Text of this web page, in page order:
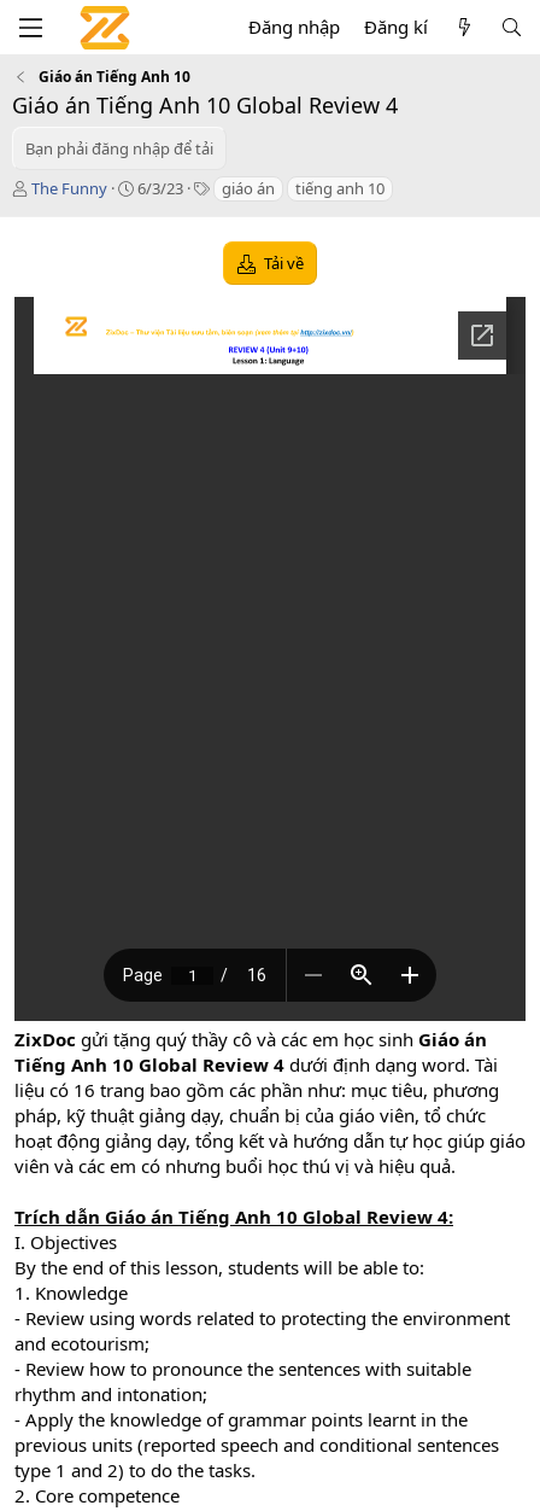
Đăng nhập Đăng kí
Giáo án Tiếng Anh 10
Giáo án Tiếng Anh 10 Global Review 4
Bạn phải đăng nhập để tải
T
ả
The Funny
C
n
6/3/23
T giáo án tiếng anh 10
Tải về
ZixDoc gửi tặng quý thầy cô và các em học sinh Giáo án
Tiếng Anh 10 Global Review 4 dưới định dạng word. Tài
liệu có 16 trang bao gồm các phần như: mục tiêu, phương
pháp, kỹ thuật giảng dạy, chuẩn bị của giáo viên, tổ chức
hoạt động giảng dạy, tổng kết và hướng dẫn tự học giúp giáo
viên và các em có nhưng buổi học thú vị và hiệu quả.
Trích dẫn Giáo án Tiếng Anh 10 Global Review 4:
I. Objectives
By the end of this lesson, students will be able to:
1. Knowledge
- Review using words related to protecting the environment
and ecotourism;
- Review how to pronounce the sentences with suitable
rhythm and intonation;
- Apply the knowledge of grammar points learnt in the
previous units (reported speech and conditional sentences
type 1 and 2) to do the tasks.
2. Core competence